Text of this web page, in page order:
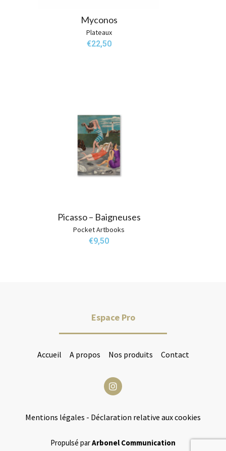
Myconos
Plateaux
€22,50
Picasso – Baigneuses
Pocket Artbooks
€9,50
Espace Pro
Accueil A propos Nos produits Contact
Mentions légales - Déclaration relative aux cookies
Propulsé parArbonel Communication